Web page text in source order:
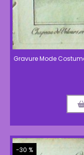
Gravure Mode
-30 %